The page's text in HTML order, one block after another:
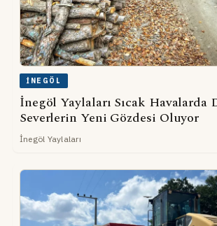
İNEGÖL
İnegöl Yaylaları Sıcak Havalarda
Severlerin Yeni Gözdesi Oluyor
İnegöl Yaylaları